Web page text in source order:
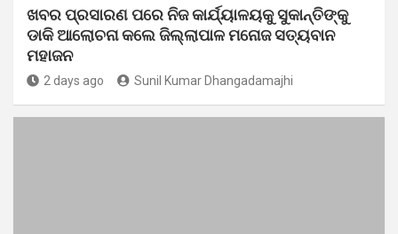
ଖବର ପ୍ରସାରଣ ପରେ ନିଜ କାର୍ଯ୍ୟାଳୟକୁ ସୁକାନ୍ତିଙ୍କୁ
ଡାକି ଆଲୋଚନା କଲେ ଜିଲ୍ଲାପାଳ ମନୋଜ ସତ୍ୟବାନ
ମହାଜନ
2 days ago Sunil Kumar Dhangadamajhi